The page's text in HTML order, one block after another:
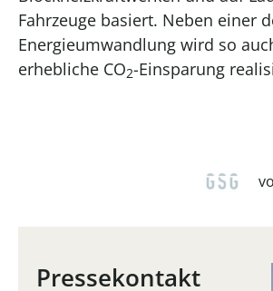
Fahrzeuge basiert. Neben einer
Energieumwandlung wird so
erhebliche CO2-Einsparung
Pressekontakt